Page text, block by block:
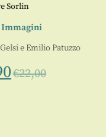
Sorlin
eEmilio Patuzzo
€22,00